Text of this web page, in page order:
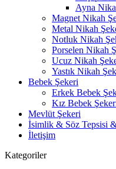
Ayna
Magnet Nikah
Metal Nikah
Notluk Nikah
Porselen Nikah
Ucuz Nikah
Yastık Nikah
Bebek Şekeri
Erkek Bebek
Kız Bebek
Mevlüt Şekeri
İsimlik & Söz Tepsisi
İletişim
Kategoriler